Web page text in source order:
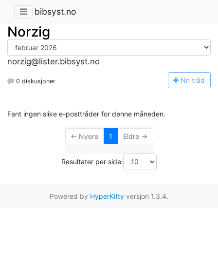
bibsyst.no
Norzig
norzig@lister.bibsyst.no
0 diskusjoner Nn tråd
Fant ingen slike e-posttråder for denne måneden.
← Nyere 1 Eldre →
Resultater per side:
Powered by HyperKitty versjon 1.3.4.